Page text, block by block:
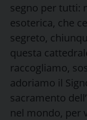
segno per tutti:
esoterica, che
segreto,
questa
raccogliamo,
adoriamo il
sacramento
nel mondo, per